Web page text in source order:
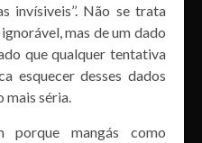
invísiveis’’. Não se trata
mas de um dado
que qualquer tentativa
esquecer desses dados
mais séria.
porque mangás como